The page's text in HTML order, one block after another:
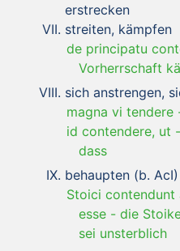
erstrecken
streiten, kämpfen
de principatu
Vorherrschaft
sich anstrengen,
magna vi tendere
id contendere, ut -
dass
behaupten (b. AcI)
Stoici contendunt
esse - die
sei unsterblich